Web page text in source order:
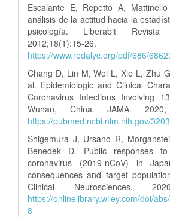
Escalante E, Repetto A,
análisis de la actitud hacia la
psicología. Liberabit
2012;18(1):15-26.
https://www.redalyc.org/pdf/686/
Chang D, Lin M, Wei L, Xie L, Zhu
al. Epidemiologic and Clinical
Coronavirus Infections Involving
Wuhan, China. JAMA. 2020;
https://pubmed.ncbi.nlm.nih.gov/
Shigemura J, Ursano R,
Benedek D. Public responses
coronavirus (2019-nCoV) in
consequences and target
Clinical Neurosciences.
https://onlinelibrary.wiley.com/doi/
8